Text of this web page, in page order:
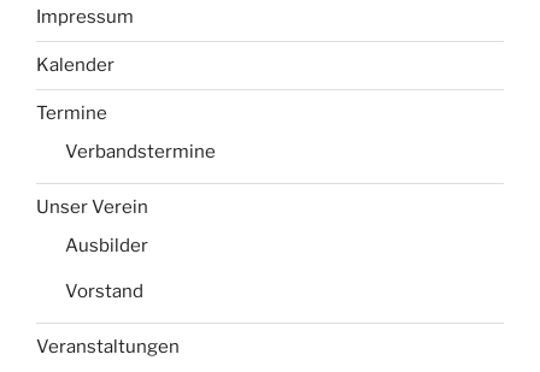
Impressum
Kalender
Termine
Verbandstermine
Unser Verein
Ausbilder
Vorstand
Veranstaltungen